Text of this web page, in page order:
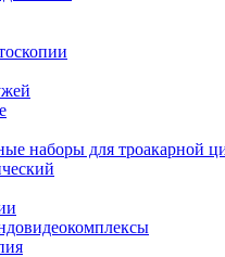
наборы для троакарной